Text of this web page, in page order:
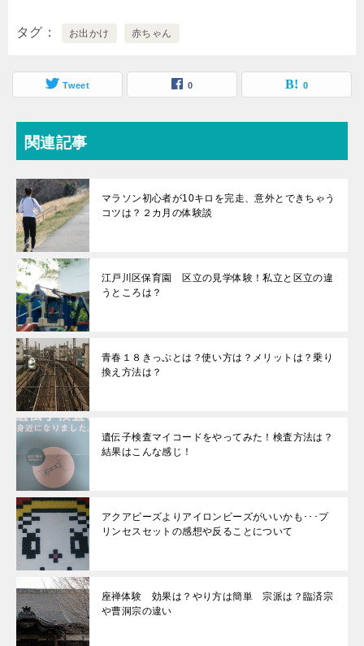
タグ お出かけ 赤ちゃん
Tweet 0 0
関連記事
マラソン初心者が10キロを完走、意外とできちゃう
コツは？２カ月の体験談
江戸川区保育園 区立の見学体験！私立と区立の違
うところは？
青春１８きっぷとは？使い方は？メリットは？乗り
換え方法は？
遺伝子検査マイコードをやってみた！検査方法は？
結果はこんな感じ！
アクアビーズよりアイロンビーズがいいかも･･･プ
リンセスセットの感想や反ることについて
座禅体験 効果は？やり方は簡単 宗派は？臨済宗
や曹洞宗の違い